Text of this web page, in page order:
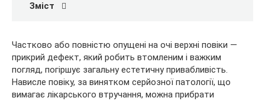
Зміст
Частково або повністю опущені на очі верхні повіки —
прикрий дефект, який робить втомленим і важким
погляд, погіршує загальну естетичну привабливість.
Нависле повіку, за винятком серйозної патології, що
вимагає лікарського втручання, можна прибрати